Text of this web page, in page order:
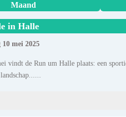
Maand
in Halle
mei 2025
vindt de Run um Halle plaats: een